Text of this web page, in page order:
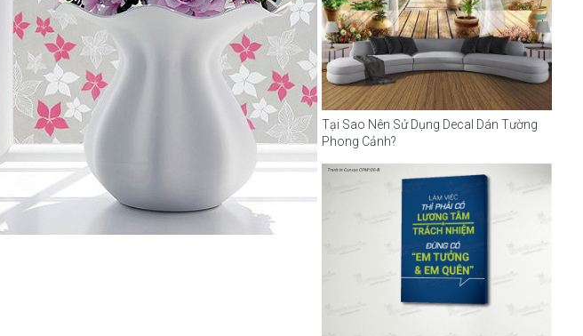
Tại Sao Nên Sử Dụng Decal Dán Tường
Phong Cảnh?